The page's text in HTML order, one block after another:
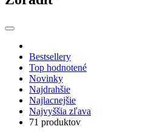
Bestsellery
Top hodnotené
Novinky
Najdrahšie
Najlacnejšie
Najvyššia zľava
71 produktov